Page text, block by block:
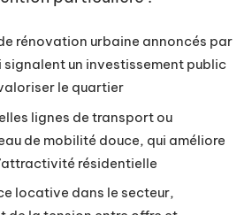
rénovation urbaine annoncés par
un investissement public
le quartier
lignes de transport ou
de mobilité douce, qui améliore
résidentielle
locative dans le secteur,